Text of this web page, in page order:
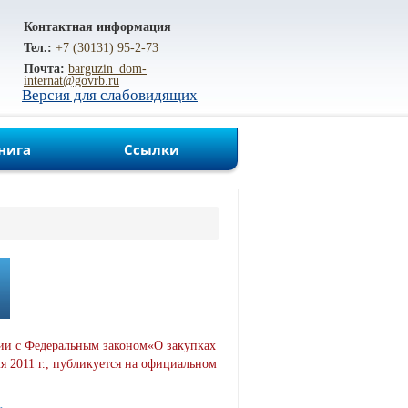
Контактная информация
Тел.: +7 (30131) 95-2-73
Почта: barguzin_dom-
internat@govrb.ru
Версия для слабовидящих
Ссылки
с Федеральным законом«О закупках
2011 г., публикуется на официальном